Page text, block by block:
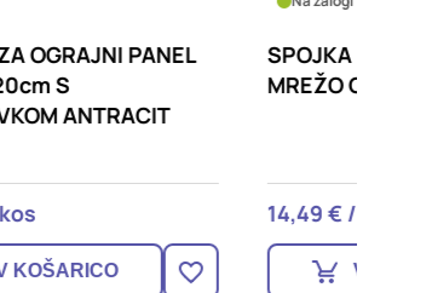
SPOJKA INOX ZA OGRAJNO
MREŽO QUICKFIX
14,49 € /kpl
V KOŠARICO